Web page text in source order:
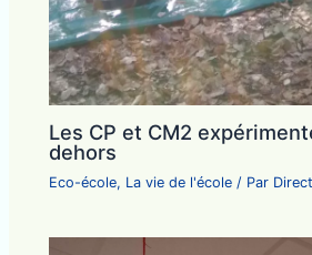
Les CP et CM2
dehors
Eco-école, La vie de l'école / Par